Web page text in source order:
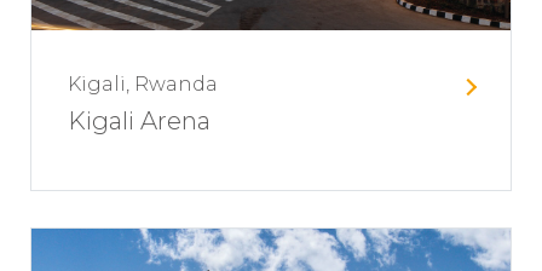
Kigali, Rwanda
Kigali Arena